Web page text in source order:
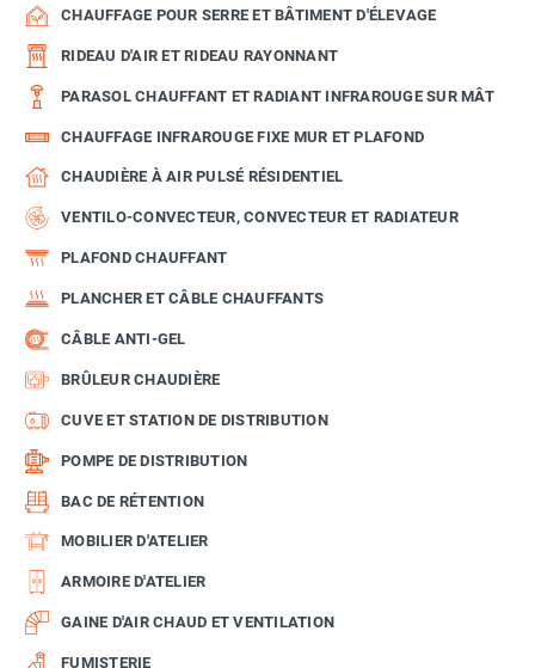
CHAUFFAGE POUR SERRE ET BÂTIMENT D'ÉLEVAGE
RIDEAU D'AIR ET RIDEAU RAYONNANT
PARASOL CHAUFFANT ET RADIANT INFRAROUGE SUR MÂT
CHAUFFAGE INFRAROUGE FIXE MUR ET PLAFOND
CHAUDIÈRE À AIR PULSÉ RÉSIDENTIEL
VENTILO-CONVECTEUR, CONVECTEUR ET RADIATEUR
PLAFOND CHAUFFANT
PLANCHER ET CÂBLE CHAUFFANTS
CÂBLE ANTI-GEL
BRÛLEUR CHAUDIÈRE
CUVE ET STATION DE DISTRIBUTION
POMPE DE DISTRIBUTION
BAC DE RÉTENTION
MOBILIER D'ATELIER
ARMOIRE D'ATELIER
GAINE D'AIR CHAUD ET VENTILATION
FUMISTERIE